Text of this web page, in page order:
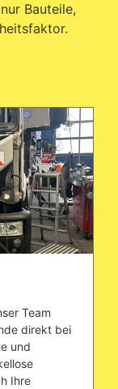
Bauteile,
Team
direkt bei
und
Ihre